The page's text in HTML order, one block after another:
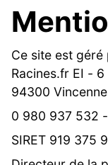
Ce site est
Racines.fr EI -
94300
0 980 937 532 -
SIRET 919 375